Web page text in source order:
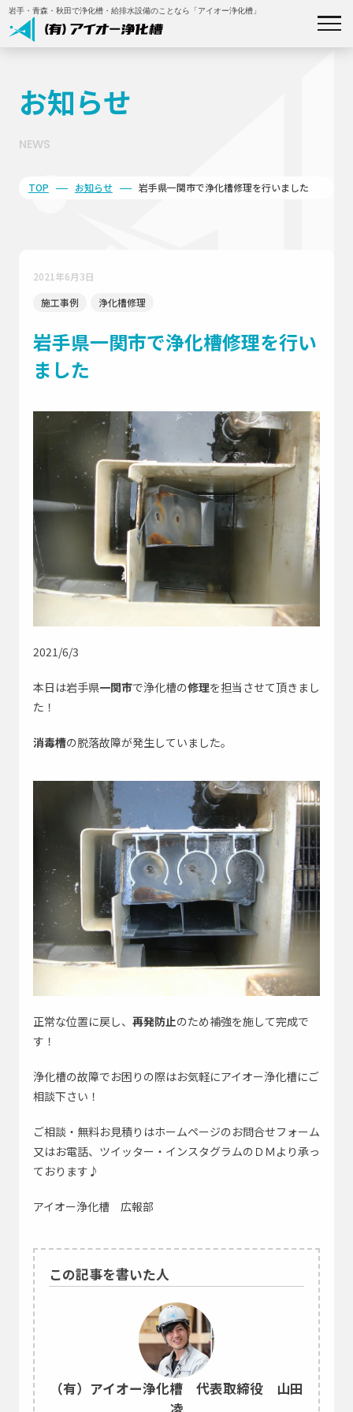
岩手・青森・秋田で浄化槽・給排水設備のことなら「アイオー浄化槽」
お知らせ
よくあるご質問
お問い合わせはこちら
お急ぎの方はこちら
0195-23-9743
アイオー浄化槽公式SNS
会社Instagram
社長Instagram
お知らせ
NEWS
TOP お知らせ 岩手県一関市で浄化槽修理を行いました
2021年6月3日
施工事例
浄化槽修理
岩手県一関市で浄化槽修理を行い
ました
2021/6/3
本日は岩手県一関市で浄化槽の修理を担当させて頂きまし
た！
消毒槽の脱落故障が発生していました。
正常な位置に戻し、 再発防止のため補強を施して完成で
す！
浄化槽の故障でお困りの際はお気軽にアイオー浄化槽にご
相談下さい！
ご相談・無料お見積りはホームページのお問合せフォーム
又はお電話、ツイッター・インスタグラムのＤＭより承っ
ております♪
アイオー浄化槽 広報部
この記事を書いた人
（有）アイオー浄化槽 代表取締役 山田